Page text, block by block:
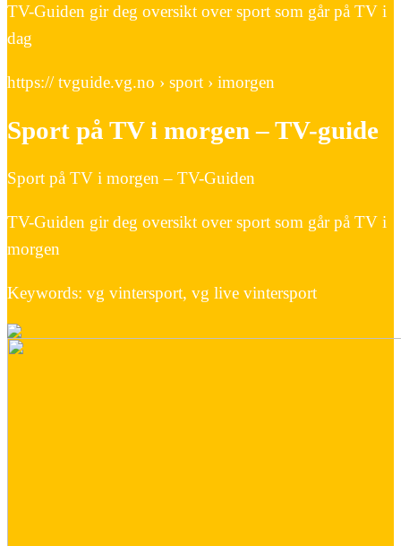
TV-Guiden gir deg oversikt over sport som går på TV i
dag
https:// tvguide.vg.no › sport › imorgen
Sport på TV i morgen – TV-guide
Sport på TV i morgen – TV-Guiden
TV-Guiden gir deg oversikt over sport som går på TV i
morgen
Keywords: vg vintersport, vg live vintersport